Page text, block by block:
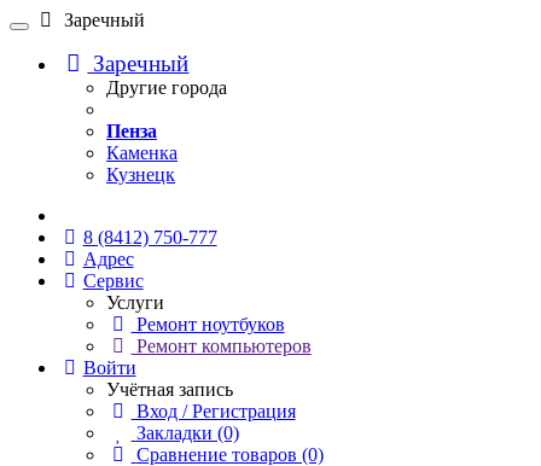
Заречный
Заречный
Другие города
Пенза
Каменка
Кузнецк
8 (8412) 750-777
Адрес
Сервис
Услуги
Ремонт ноутбуков
Ремонт компьютеров
Войти
Учётная запись
Вход / Регистрация
Закладки (0)
Сравнение товаров (0)